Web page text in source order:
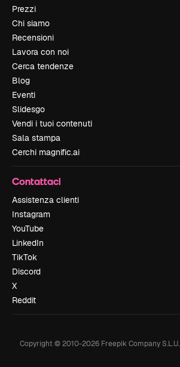
Prezzi
Chi siamo
Recensioni
Lavora con noi
Cerca tendenze
Blog
Eventi
Slidesgo
Vendi i tuoi contenuti
Sala stampa
Cerchi magnific.ai
Contattaci
Assistenza clienti
Instagram
YouTube
LinkedIn
TikTok
Discord
X
Reddit
Copyright © 2010-2026Freepik Company S.L.U.